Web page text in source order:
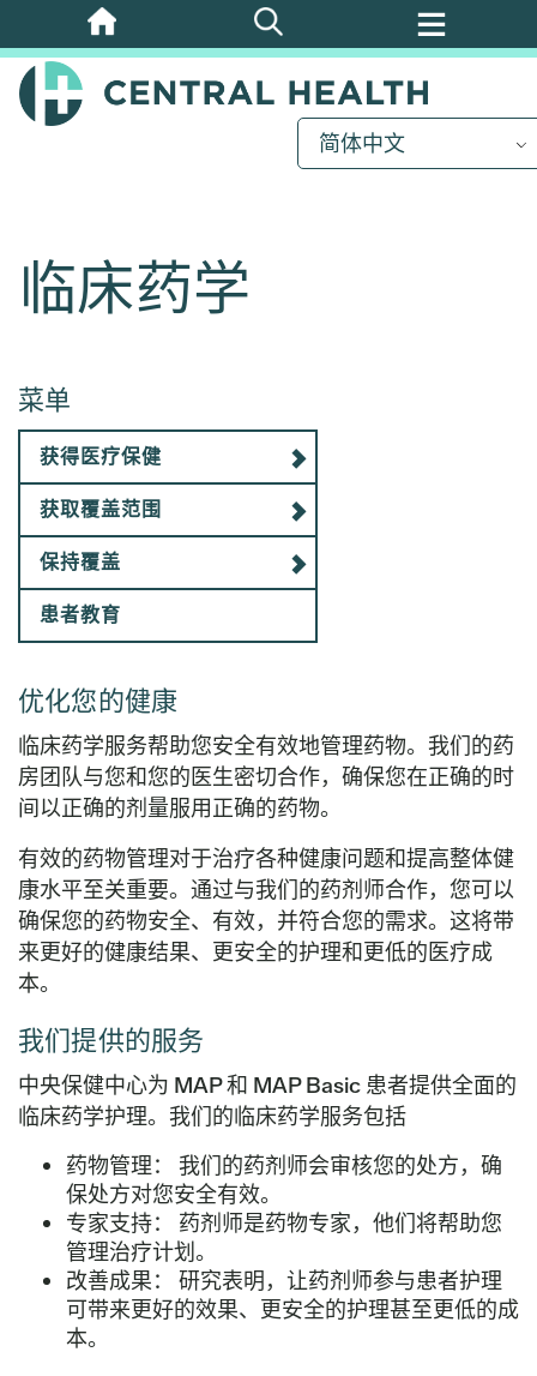
跳
至
主
简体中文
临床药学
菜单
获得医疗保健
获取覆盖范围
保持覆盖
患者教育
优化您的健康
临床药学服务帮助您安全有效地管理药物。我们的药
房团队与您和您的医生密切合作，确保您在正确的时
间以正确的剂量服用正确的药物。
有效的药物管理对于治疗各种健康问题和提高整体健
康水平至关重要。通过与我们的药剂师合作，您可以
确保您的药物安全、有效，并符合您的需求。这将带
来更好的健康结果、更安全的护理和更低的医疗成
本。
我们提供的服务
中央保健中心为 MAP 和 MAP Basic 患者提供全面的
临床药学护理。我们的临床药学服务包括
药物管理：
我们的药剂师会审核您的处方，确
保处方对您安全有效。
专家支持：
药剂师是药物专家，他们将帮助您
管理治疗计划。
改善成果：
研究表明，让药剂师参与患者护理
可带来更好的效果、更安全的护理甚至更低的成
本。